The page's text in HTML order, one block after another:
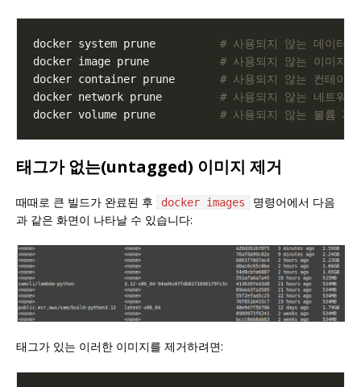
docker system prune # 사용되지 않는 데이터(
docker image prune # 사용되지 않는 이미지
docker container prune # 사용되지 않는 컨테이
docker network prune # 사용되지 않는 네트워
docker volume prune # 사용되지 않는 볼륨 제
태그가 없는(untagged) 이미지 제거
때때로 큰 빌드가 완료된 후 docker images
명령어에서 다음
과 같은 화면이 나타날 수 있습니다:
태그가 있는 이러한 이미지를 제거하려면: